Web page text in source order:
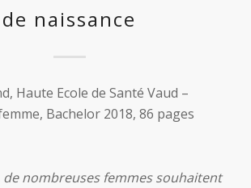
de naissance
Haute Ecole de Santé Vaud –
Bachelor 2018, 86 pages
de nombreuses femmes souhaitent